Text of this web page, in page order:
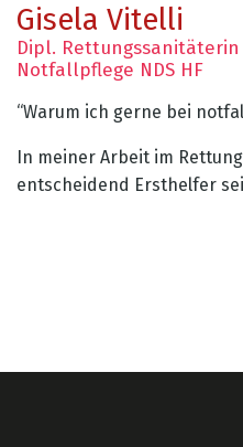
Gisela Vitelli
Dipl.
Notfallpflege NDS HF
“Warum ich gerne bei
In meiner Arbeit im
entscheidend Ersthelfer